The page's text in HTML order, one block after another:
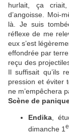
hurlait, ça
d’angoisse. Moi-
là. Je suis
réflexe de me
eux s’est
effondrée par
reçu des
Il suffisait qu’ils
pression et éviter
ne m’empêchera
Scène de
Endika ,
dimanche 1